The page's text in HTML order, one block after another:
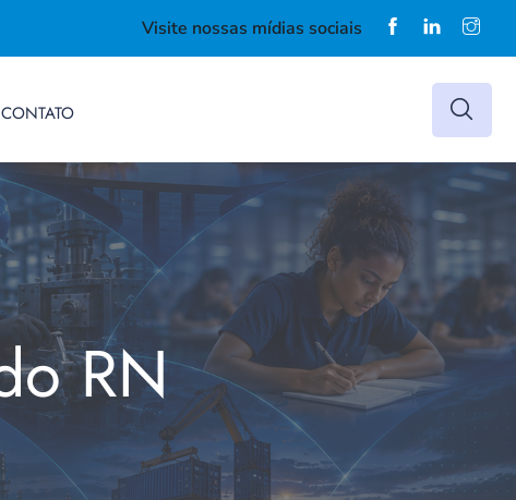
Visite nossas mídias sociais
CONTATO
RN